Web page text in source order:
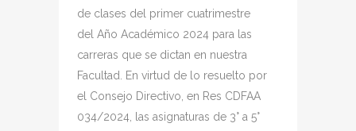
de clases del primer cuatrimestre
del Año Académico 2024 para las
carreras que se dictan en nuestra
Facultad. En virtud de lo resuelto por
el Consejo Directivo, en Res CDFAA
034/2024, las asignaturas de 3° a 5°